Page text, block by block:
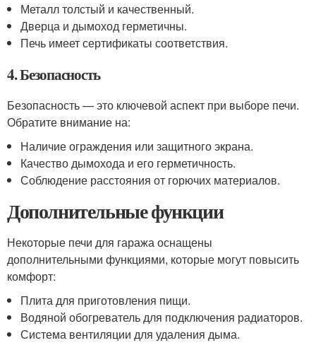
Металл толстый и качественный.
Дверца и дымоход герметичны.
Печь имеет сертификаты соответствия.
4. Безопасность
Безопасность — это ключевой аспект при выборе печи.
Обратите внимание на:
Наличие ограждения или защитного экрана.
Качество дымохода и его герметичность.
Соблюдение расстояния от горючих материалов.
Дополнительные функции
Некоторые печи для гаража оснащены
дополнительными функциями, которые могут повысить
комфорт:
Плита для приготовления пищи.
Водяной обогреватель для подключения радиаторов.
Система вентиляции для удаления дыма.